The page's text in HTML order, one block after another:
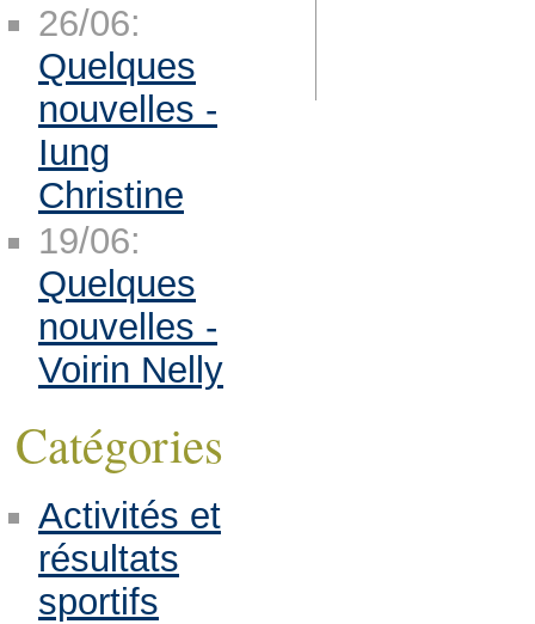
26/06:
Quelques
nouvelles -
Iung
Christine
19/06:
Quelques
nouvelles -
Voirin Nelly
Catégories
Activités et
résultats
sportifs